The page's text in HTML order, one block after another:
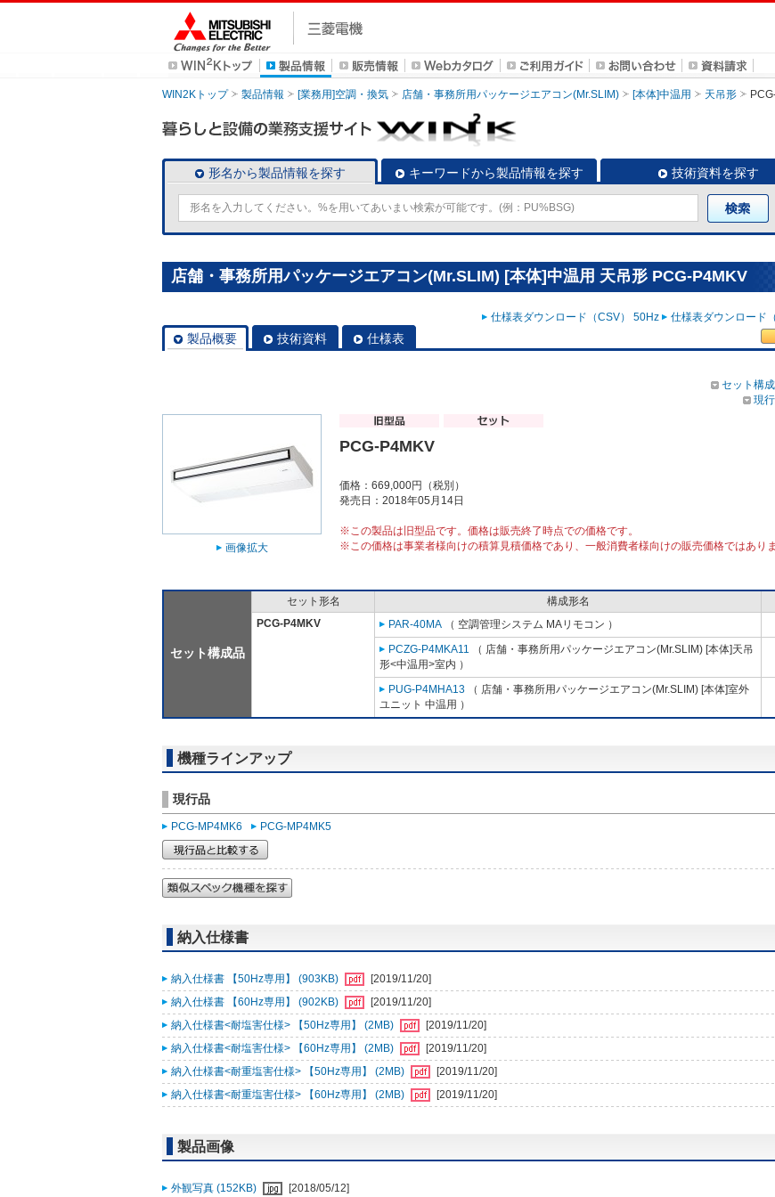
WIN2Kトップ 製品情報 [業務用]空調・換気 店舗・事務所用パッケージエアコン(Mr.SLIM) [本体]中温用 天吊形
形名から製品情報を探す キーワードから製品情報を探す 技術資料を探す
店舗・事務所用パッケージエアコン(Mr.SLIM) [本体]中温用 天吊形 PCG-P4MKV
仕様表ダウンロード（CSV） 50Hz 仕様表ダウンロード
製品概要 技術資料 仕様表
セット構
現
画像拡大
PCG-P4MKV
価格：669,000円（税別）
発売日：2018年05月14日
※この製品は旧型品です。価格は販売終了時点での価格です。
※この価格は事業者様向けの積算見積価格であり、一般消費者様向けの販売価格ではありま
セット構成品
セット形名 構成形名
PCG-P4MKV
PAR-40MA （ 空調管理システム MAリモコン ）
PCZG-P4MKA11 （ 店舗・事務所用パッケージエアコン(Mr.SLIM) [本体]天吊
形<中温用>室内 ）
PUG-P4MHA13 （ 店舗・事務所用パッケージエアコン(Mr.SLIM) [本体]室外
ユニット 中温用 ）
機種ラインアップ
現行品
PCG-MP4MK6 PCG-MP4MK5
納入仕様書
納入仕様書 【50Hz専用】 (903KB)
[2019/11/20]
納入仕様書 【60Hz専用】 (902KB)
[2019/11/20]
納入仕様書<耐塩害仕様> 【50Hz専用】 (2MB)
[2019/11/20]
納入仕様書<耐塩害仕様> 【60Hz専用】 (2MB)
[2019/11/20]
納入仕様書<耐重塩害仕様> 【50Hz専用】 (2MB)
[2019/11/20]
納入仕様書<耐重塩害仕様> 【60Hz専用】 (2MB)
[2019/11/20]
製品画像
外観写真 (152KB) [2018/05/12]